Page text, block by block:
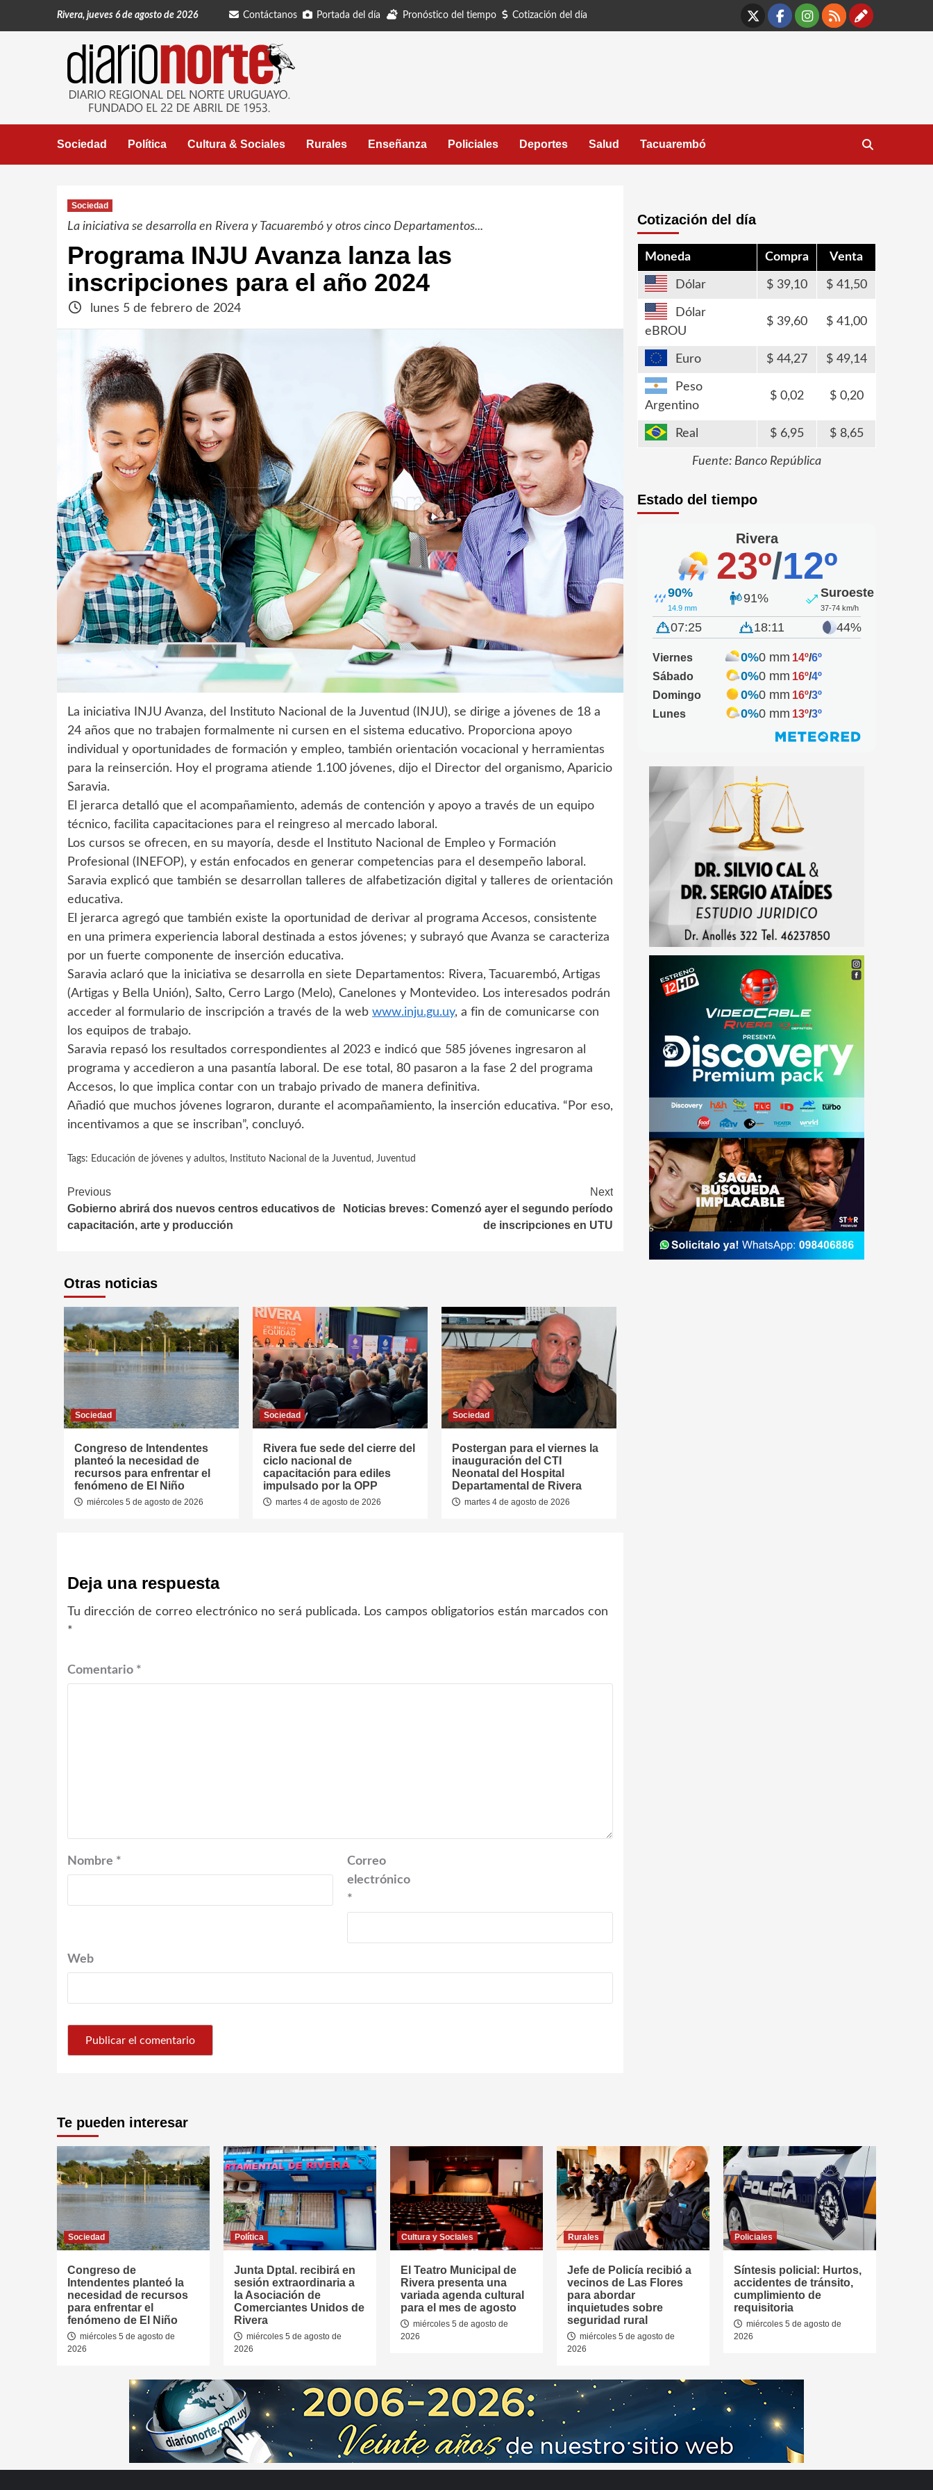
Rivera, jueves 6 de agosto de 2026 Contáctanos Portada del día Pronóstico del tiempo Cotización del día
X Facebook
Instagram
RSS
Sociedad Política Cultura & Sociales Rurales Enseñanza Policiales Deportes Salud Tacuarembó
Sociedad
La iniciativa se desarrolla en Rivera y Tacuarembó y otros cinco Departamentos...
Programa INJU Avanza lanza las
inscripciones para el año 2024
lunes 5 de febrero de 2024
La iniciativa INJU Avanza, del Instituto Nacional de la Juventud (INJU), se dirige a jóvenes de 18 a
24 años que no trabajen formalmente ni cursen en el sistema educativo. Proporciona apoyo
individual y oportunidades de formación y empleo, también orientación vocacional y herramientas
para la reinserción. Hoy el programa atiende 1.100 jóvenes, dijo el Director del organismo, Aparicio
Saravia.
El jerarca detalló que el acompañamiento, además de contención y apoyo a través de un equipo
técnico, facilita capacitaciones para el reingreso al mercado laboral.
Los cursos se ofrecen, en su mayoría, desde el Instituto Nacional de Empleo y Formación
Profesional (INEFOP), y están enfocados en generar competencias para el desempeño laboral.
Saravia explicó que también se desarrollan talleres de alfabetización digital y talleres de orientación
educativa.
El jerarca agregó que también existe la oportunidad de derivar al programa Accesos, consistente
en una primera experiencia laboral destinada a estos jóvenes; y subrayó que Avanza se caracteriza
por un fuerte componente de inserción educativa.
Saravia aclaró que la iniciativa se desarrolla en siete Departamentos: Rivera, Tacuarembó, Artigas
(Artigas y Bella Unión), Salto, Cerro Largo (Melo), Canelones y Montevideo. Los interesados podrán
acceder al formulario de inscripción a través de la web www.inju.gu.uy, a fin de comunicarse con
los equipos de trabajo.
Saravia repasó los resultados correspondientes al 2023 e indicó que 585 jóvenes ingresaron al
programa y accedieron a una pasantía laboral. De ese total, 80 pasaron a la fase 2 del programa
Accesos, lo que implica contar con un trabajo privado de manera definitiva.
Añadió que muchos jóvenes lograron, durante el acompañamiento, la inserción educativa. “Por eso,
incentivamos a que se inscriban”, concluyó.
Tags: Educación de jóvenes y adultos, Instituto Nacional de la Juventud , Juventud
Continue
Reading
Previous
Gobierno abrirá dos nuevos centros educativos de
capacitación, arte y producción
Next
Noticias breves: Comenzó ayer el segundo período
de inscripciones en UTU
Otras noticias
Sociedad
Congreso de Intendentes
planteó la necesidad de
recursos para enfrentar el
fenómeno de El Niño
miércoles 5 de agosto de 2026
Sociedad
Rivera fue sede del cierre del
ciclo nacional de
capacitación para ediles
impulsado por la OPP
martes 4 de agosto de 2026
Sociedad
Postergan para el viernes la
inauguración del CTI
Neonatal del Hospital
Departamental de Rivera
martes 4 de agosto de 2026
Deja una respuesta
Tu dirección de correo electrónico no será publicada. Los campos obligatorios están marcados con
*
Comentario *
Nombre *
Correo
electrónico
*
Web
Cotización del día
Moneda Compra Venta
Dólar 39,10 41,50
Dólar
eBROU
39,60 41,00
Euro 44,27 49,14
Peso
Argentino
0,02 0,20
Real 6,95 8,65
Fuente: Banco República
Estado del tiempo
Rivera
23º/12º
90%
14.9 mm
91% Suroeste
37-74 km/h
07:25 18:11 44%
Viernes 0%0 mm 14º/6º
Sábado
0%0 mm 16º/4º
Domingo
0%0 mm 16º/3º
Lunes
0%0 mm 13º/3º
Te pueden interesar
Sociedad
Congreso de
Intendentes planteó la
necesidad de recursos
para enfrentar el
fenómeno de El Niño
miércoles 5 de agosto de
2026
Política
Junta Dptal. recibirá en
sesión extraordinaria a
la Asociación de
Comerciantes Unidos de
Rivera
miércoles 5 de agosto de
2026
Cultura y Sociales
El Teatro Municipal de
Rivera presenta una
variada agenda cultural
para el mes de agosto
miércoles 5 de agosto de
2026
Rurales
Jefe de Policía recibió a
vecinos de Las Flores
para abordar
inquietudes sobre
seguridad rural
miércoles 5 de agosto de
2026
Policiales
Síntesis policial: Hurtos,
accidentes de tránsito,
cumplimiento de
requisitoria
miércoles 5 de agosto de
2026